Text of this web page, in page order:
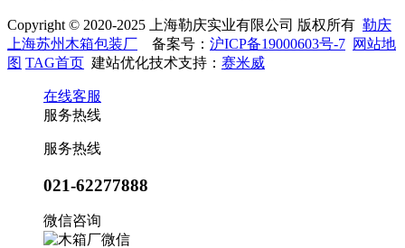
Copyright © 2020-2025 上海勒庆实业有限公司 版权所有 勒庆
上海苏州木箱包装厂 备案号： 沪ICP备19000603号-7 网站地
图 TAG首页 建站优化技术支持： 赛米威
在线客服
服务热线
服务热线
021-62277888
微信咨询